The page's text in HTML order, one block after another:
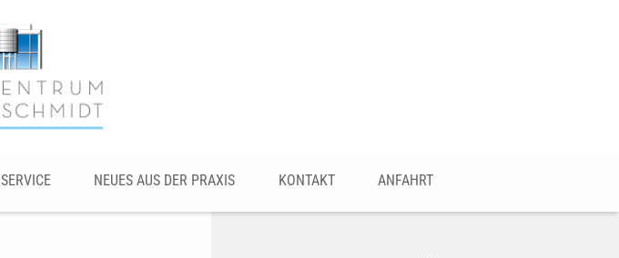
SERVICE NEUES AUS DER PRAXIS KONTAKT ANFAHRT